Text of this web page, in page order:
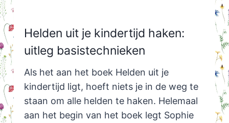
Helden uit je kindertijd haken:
uitleg basistechnieken
Als het aan het boek Helden uit je
kindertijd ligt, hoeft niets je in de weg te
staan om alle helden te haken. Helemaal
aan het begin van het boek legt Sophie